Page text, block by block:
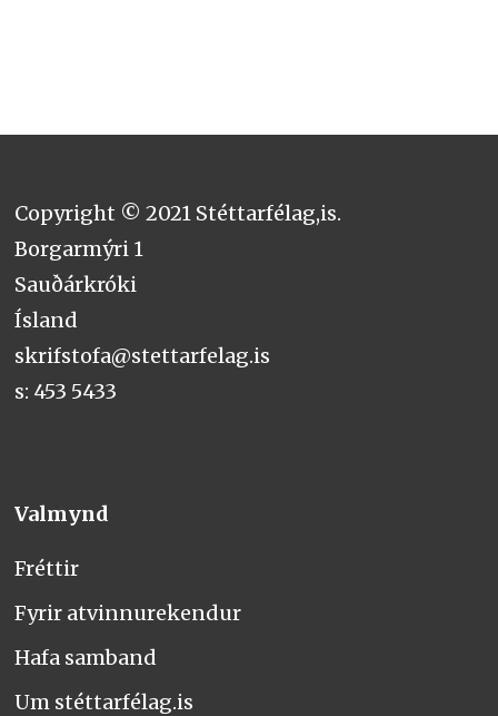
Copyright © 2021 Stéttarfélag,is.
Borgarmýri 1
Sauðárkróki
Ísland
skrifstofa@stettarfelag.is
s: 453 5433
Valmynd
Fréttir
Fyrir atvinnurekendur
Hafa samband
Um stéttarfélag.is